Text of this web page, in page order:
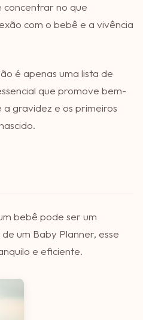
concentrar no que
com o bebê e a vivência
é apenas uma lista de
que promove bem-
gravidez e os primeiros
bebê pode ser um
um Baby Planner, esse
e eficiente.